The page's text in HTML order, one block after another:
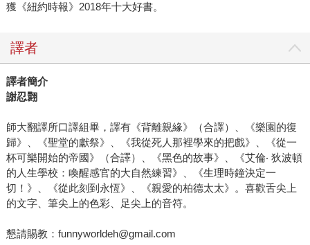
獲《紐約時報》2018年十大好書。
譯者
譯者簡介
謝忍翾
師大翻譯所口譯組畢，譯有《背離親緣》（合譯）、《樂園的復
歸》、《聖堂的獻祭》、《我從死人那裡學來的把戲》、《從一
杯可樂開始的帝國》（合譯）、《黑色的故事》、《艾倫‧ 狄波頓
的人生學校：喚醒感官的大自然練習》、《生理時鐘決定一
切！》、《從此刻到永恆》、《親愛的柏德太太》。喜歡舌尖上
的文字、筆尖上的色彩、足尖上的音符。
懇請賜教：funnyworldeh@gmail.com